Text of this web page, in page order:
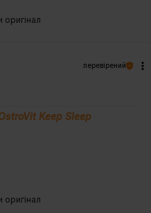
оригінал
оригінал
перевірений
Keep Sleep